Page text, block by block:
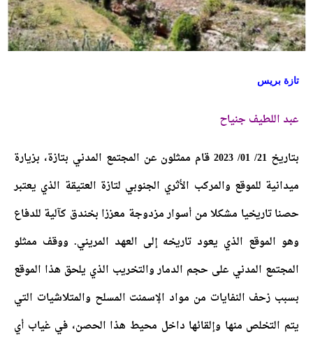
تازة بريس
عبد اللطيف جنياح
بتاريخ 21/ 01/ 2023 قام ممثلون عن المجتمع المدني بتازة، بزيارة
ميدانية للموقع والمركب الأثري الجنوبي لتازة العتيقة الذي يعتبر
حصنا تاريخيا مشكلا من أسوار مزدوجة معززا بخندق كآلية للدفاع
وهو الموقع الذي يعود تاريخه إلى العهد المريني. ووقف ممثلو
المجتمع المدني على حجم الدمار والتخريب الذي يلحق هذا الموقع
بسبب زحف النفايات من مواد الإسمنت المسلح والمتلاشيات التي
يتم التخلص منها وإلقائها داخل محيط هذا الحصن، في غياب أي